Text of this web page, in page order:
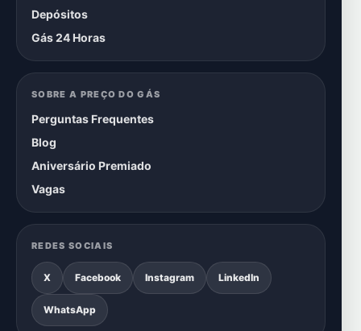
Depósitos
Gás 24 Horas
SOBRE A PREÇO DO GÁS
Perguntas Frequentes
Blog
Aniversário Premiado
Vagas
REDES SOCIAIS
X Facebook Instagram LinkedIn
WhatsApp